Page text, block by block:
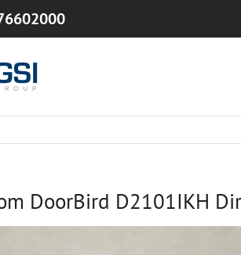
DoorBird D2101IKH